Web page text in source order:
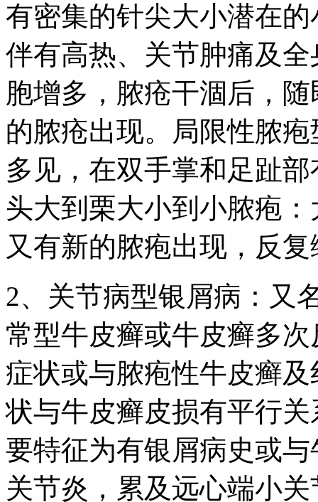
有密集的针尖大小潜在
伴有高热、关节肿痛及
胞增多，脓疮干涸后，
的脓疮出现。局限性脓
多见，在双手掌和足趾
头大到栗大小到小脓疱
又有新的脓疱出现，反
2、关节病型银屑病：又
常型牛皮癣或牛皮癣多
症状或与脓疱性牛皮癣
状与牛皮癣皮损有平行
要特征为有银屑病史或
关节炎，累及远心端小